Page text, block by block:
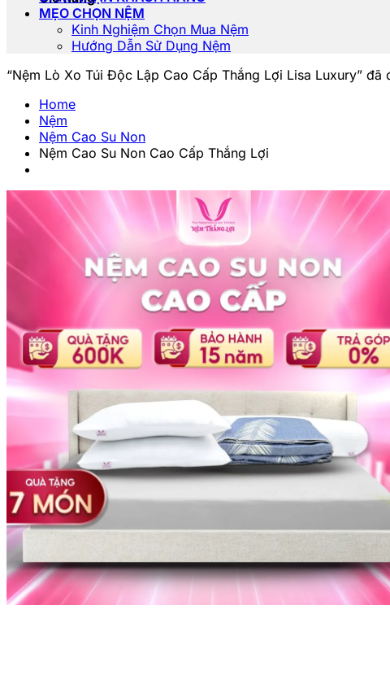
MẸO CHỌN NỆM
Kinh Nghiệm Chọn Mua Nệm
Hướng Dẫn Sử Dụng Nệm
“Nệm Lò Xo Túi Độc Lập Cao Cấp Thắng Lợi Lisa Luxury”
Home
Nệm
Nệm Cao Su Non
Nệm Cao Su Non Cao Cấp Thắng Lợi